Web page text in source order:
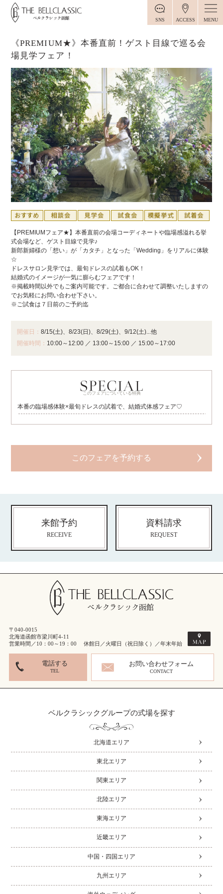
SNS ACCESS MENU
《PREMIUM★》本番直前！ゲスト目線で巡る会
場見学フェア！
【PREMIUMフェア★】本番直前の会場コーディネートや臨場感溢れる挙
式会場など、ゲスト目線で見学♪
新郎新婦様の「想い」が「カタチ」となった「Wedding」をリアルに体験
☆
ドレスサロン見学では、最旬ドレスの試着もOK！
結婚式のイメージが一気に膨らむフェアです！
※掲載時間以外でもご案内可能です。ご都合に合わせて調整いたしますの
でお気軽にお問い合わせ下さい。
※ご試食は７日前のご予約迄
開催日：8/15(土)、8/23(日)、8/29(土)、9/12(土)...他
開催時間： 10:00～12:00 ／ 13:00～15:00 ／ 15:00～17:00
このフェアについている特典
本番の臨場感体験×最旬ドレスの試着で、結婚式体感フェア♡
来館予約
RECEIVE
資料請求
REQUEST
〒040-0015
北海道函館市梁川町4-11
営業時間／10：00～19：00 休館日／火曜日（祝日除く）／年末年始
電話する
TEL
お問い合わせフォーム
CONTACT
ベルクラシックグループの式場を探す
北海道エリア
東北エリア
関東エリア
北陸エリア
東海エリア
近畿エリア
中国・四国エリア
九州エリア